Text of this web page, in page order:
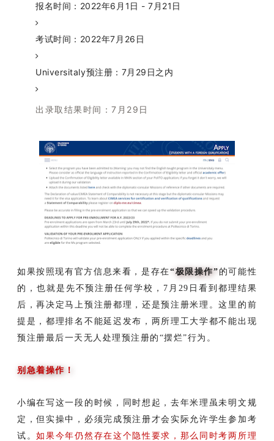
报名时间：2022年6月1日 - 7月21日
考试时间：2022年7月26日
Universitaly预注册：7月29日之内
出录取结果时间：7月29日
如果按照现有官方信息来看，是存在“极限操作” 的可能性
的，也就是先不预注册任何学校，7月29日看到都理结果
后，再决定马上预注册都理，还是预注册米理。这里的前
提是，都理排名不能延迟发布，两所理工大学都不能出现
预注册最后一天无人处理预注册的“摆烂”行为。
别急着操作！
小编在写这一段的时候，同时想起，去年米理虽未明文规
定，但实操中，必须完成预注册才会实际允许学生参加考
试。如果今年仍然存在这个隐性要求，那么同时考两所理